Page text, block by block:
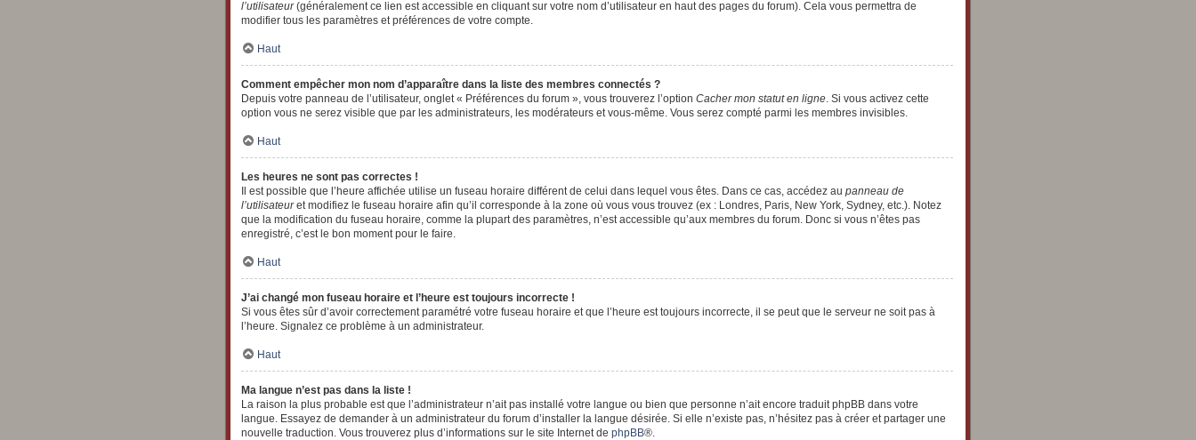
l’utilisateur(généralement ce lien est accessible en cliquant sur votre nom d’utilisateur en haut des pages du forum). Cela vous permettra de
modifier tous les paramètres et préférences de votre compte.
Haut
Comment empêcher mon nom d’apparaître dans la liste des membres connectés ?
Depuis votre panneau de l’utilisateur, onglet « Préférences du forum », vous trouverez l’option Cacher mon statut en ligne. Si vous activez cette
option vous ne serez visible que par les administrateurs, les modérateurs et vous-même. Vous serez compté parmi les membres invisibles.
Haut
Les heures ne sont pas correctes !
Il est possible que l’heure affichée utilise un fuseau horaire différent de celui dans lequel vous êtes. Dans ce cas, accédez au panneau de
l’utilisateuret modifiez le fuseau horaire afin qu’il corresponde à la zone où vous vous trouvez (ex : Londres, Paris, New York, Sydney, etc.). Notez
que la modification du fuseau horaire, comme la plupart des paramètres, n’est accessible qu’aux membres du forum. Donc si vous n’êtes pas
enregistré, c’est le bon moment pour le faire.
Haut
J’ai changé mon fuseau horaire et l’heure est toujours incorrecte !
Si vous êtes sûr d’avoir correctement paramétré votre fuseau horaire et que l’heure est toujours incorrecte, il se peut que le serveur ne soit pas à
l’heure. Signalez ce problème à un administrateur.
Haut
Ma langue n’est pas dans la liste !
La raison la plus probable est que l’administrateur n’ait pas installé votre langue ou bien que personne n’ait encore traduit phpBB dans votre
langue. Essayez de demander à un administrateur du forum d’installer la langue désirée. Si elle n’existe pas, n’hésitez pas à créer et partager une
nouvelle traduction. Vous trouverez plus d’informations sur le site Internet de phpBB®.